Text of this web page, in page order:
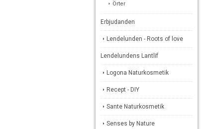
Örter
Erbjudanden
Lendelunden - Roots of love
Lendelundens Lantlif
Logona Naturkosmetik
Recept - DIY
Sante Naturkosmetik
Senses by Nature